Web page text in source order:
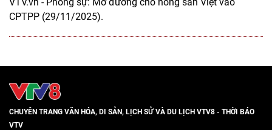
CPTPP (29/11/2025).
CHUYÊN TRANG VĂN HÓA, DI SẢN, LỊCH SỬ VÀ DU LỊCH VTV8 - THỜI BÁO
VTV